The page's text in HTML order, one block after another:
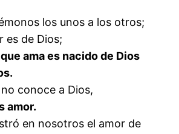
los unos a los otros;
es de Dios;
ama es nacido de Dios
conoce a Dios,
amor.
en nosotros el amor de